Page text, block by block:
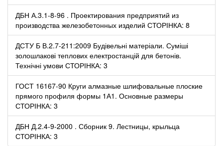
ДБН А.3.1-8-96 . Проектирования предприятий из
производства железобетонных изделий СТОРІНКА: 8
ДСТУ Б В.2.7-211:2009 Будівельні матеріали. Суміші
золошлакові теплових електростанцій для бетонів.
Технічні умови СТОРІНКА: 3
ГОСТ 16167-90 Круги алмазные шлифовальные плоские
прямого профиля формы 1А1. Основные размеры
СТОРІНКА: 3
ДБН Д.2.4-9-2000 . Сборник 9. Лестницы, крыльца
СТОРІНКА: 3